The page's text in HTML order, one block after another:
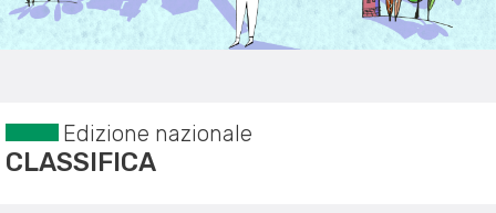
Edizione nazionale
CLASSIFICA